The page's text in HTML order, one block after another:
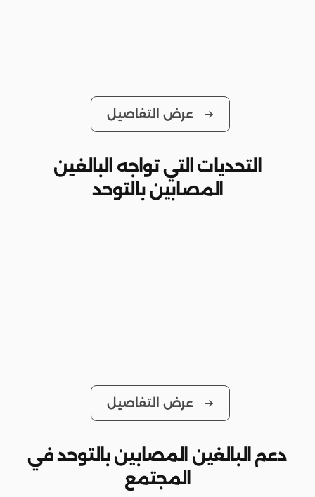
عرض التفاصيل
التحديات التي تواجه البالغين
المصابين بالتوحد
عرض التفاصيل
دعم البالغين المصابين بالتوحد في
المجتمع